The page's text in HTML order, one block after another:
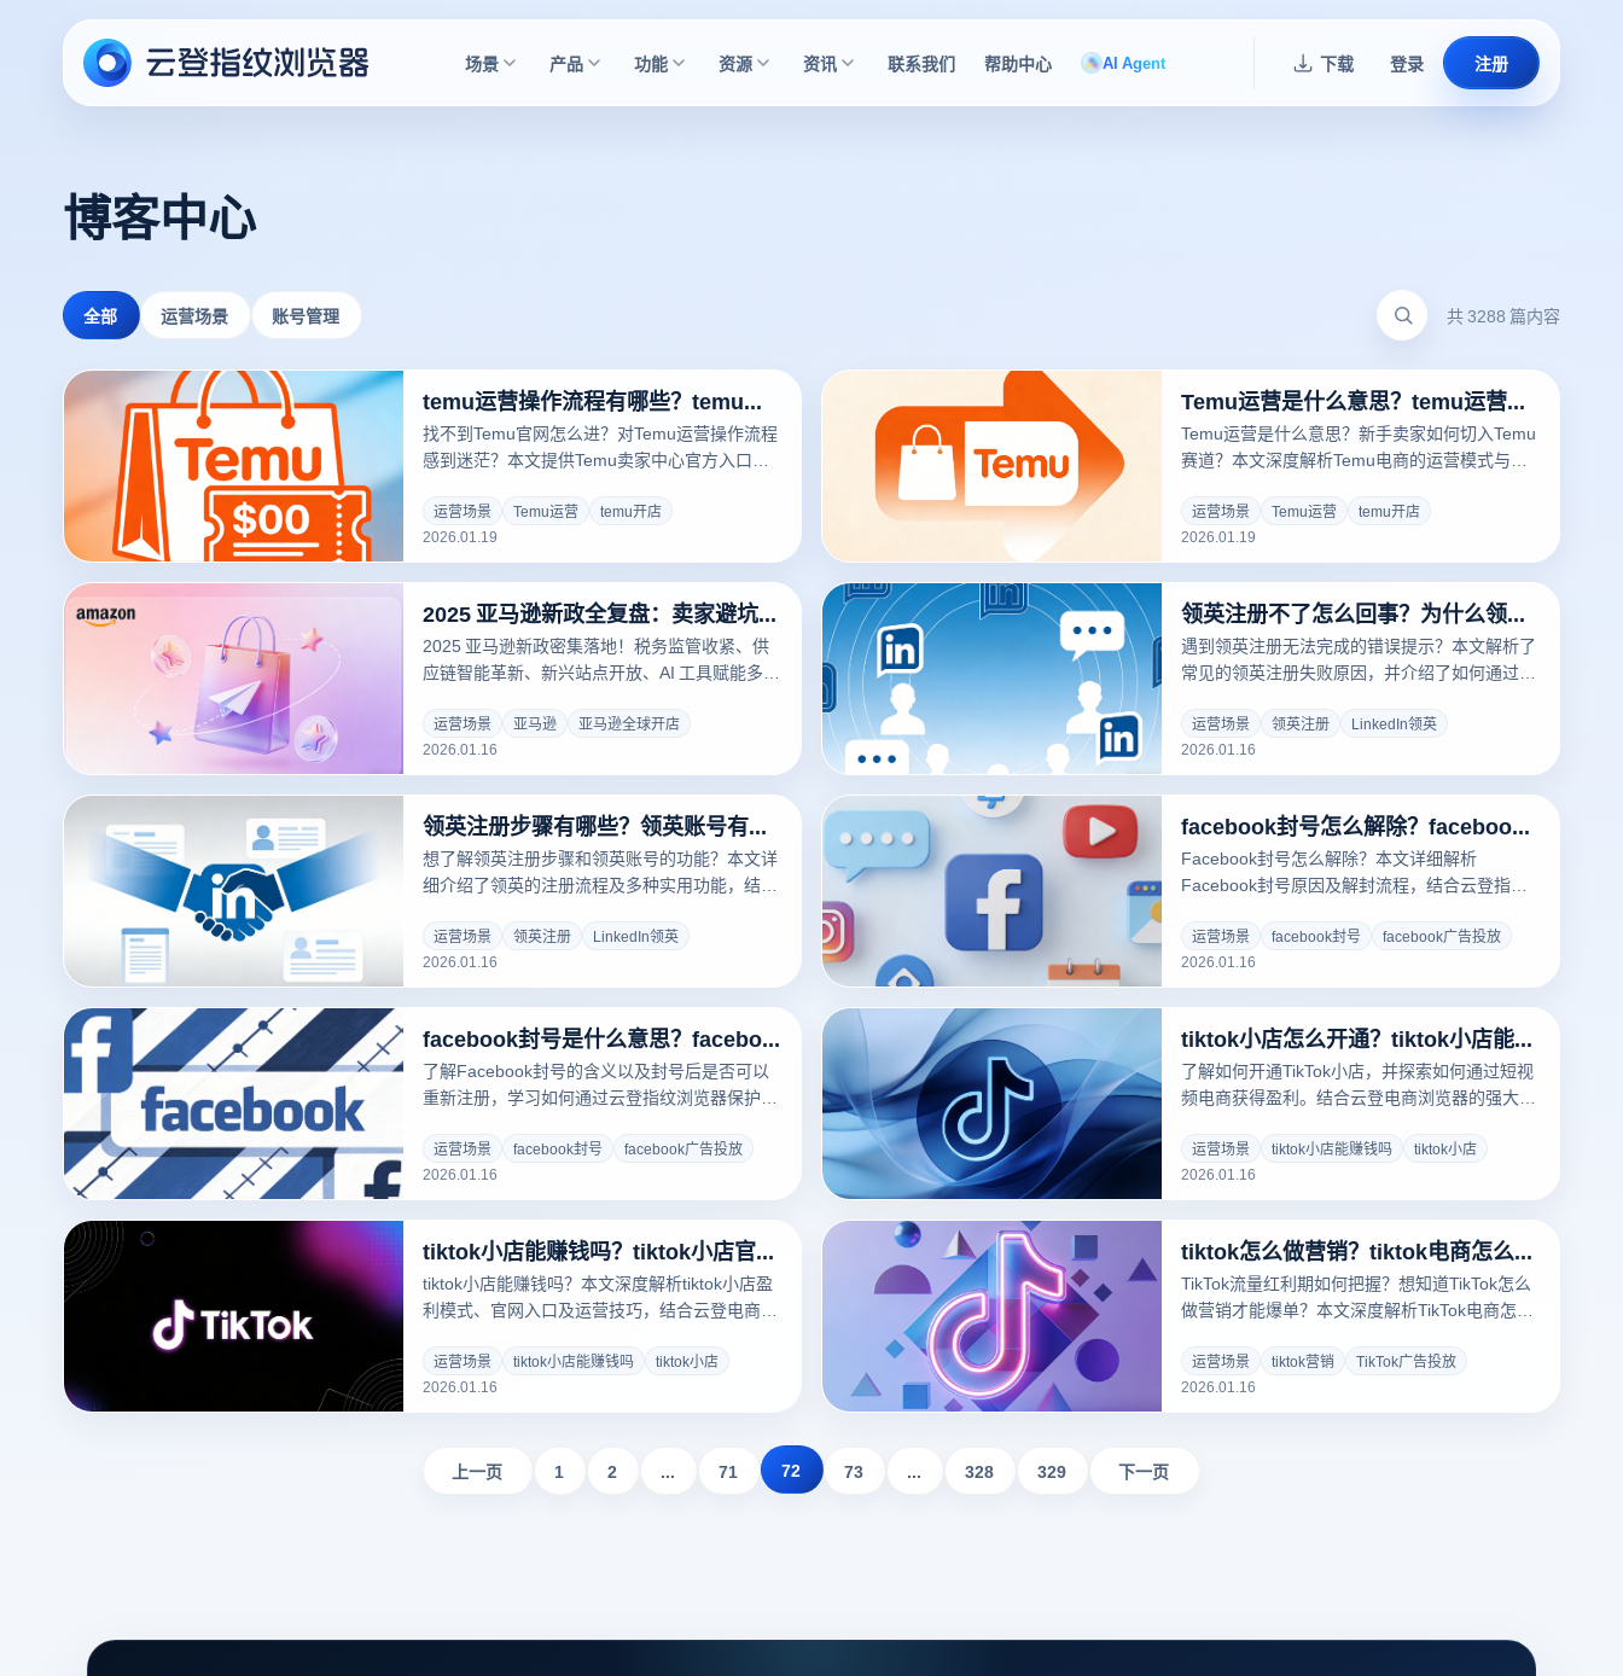
场景 产品 功能 资源 资讯 联系我们 帮助中心 AI Agent 下载 登录 注册
博客中心
全部 运营场景 账号管理 共 3288 篇内容
temu运营操作流程有哪些？temu官网怎么进？
找不到Temu官网怎么进？对Temu运营操作流程
感到迷茫？本文提供Temu卖家中心官方入口指
骤。揭秘跨境大卖如何利用云登电商浏览器构建
防关联矩阵，保障多店铺资金安全，提升Temu
电商运营效率。点击免费获取开店防封攻略！
运营场景 Temu运营
temu开店
2026.01.19
Temu运营是什么意思？temu运营主要做什么？
Temu运营是什么意思？新手卖家如何切入Temu
赛道？本文深度解析Temu电商的运营模式与核
览器构建防关联矩阵，通过物理级环境隔离技术
保障多店铺安全，提升运营效率。点击免费获取
Temu防封独家攻略！
运营场景 Temu运营
temu开店
2026.01.19
2025 亚马逊新政全复盘：卖家避坑指南与增长机遇
2025 亚马逊新政密集落地！税务监管收紧、供
应链智能革新、新兴站点开放、AI 工具赋能多重
不慎即面临封号风险。读懂新政踩准节奏，助力
跨境卖家在激烈赛道站稳脚跟实现突围！
运营场景 亚马逊
亚马逊全球开店
2026.01.16
领英注册不了怎么回事？为什么领英注册总提示出错？
遇到领英注册无法完成的错误提示？本文解析了
常见的领英注册失败原因，并介绍了如何通过云
完成注册，提升成功率。
运营场景 领英注册
LinkedIn领英
2026.01.16
领英注册步骤有哪些？领英账号有什么用？
想了解领英注册步骤和领英账号的功能？本文详
细介绍了领英的注册流程及多种实用功能，结合
全性和效率。立即注册并享受更安全的社交体
验！
运营场景 领英注册
LinkedIn领英
2026.01.16
facebook封号怎么解除？facebook封账号多久可以解开？
Facebook封号怎么解除？本文详细解析
Facebook封号原因及解封流程，结合云登指纹
账号，保护你的社交账号安全。
运营场景 facebook封号
facebook广告投放
2026.01.16
facebook封号是什么意思？facebook封号后还能注册吗？
了解Facebook封号的含义以及封号后是否可以
重新注册，学习如何通过云登指纹浏览器保护
运营场景 facebook封号
facebook广告投放
2026.01.16
tiktok小店怎么开通？tiktok小店能赚钱吗？
了解如何开通TikTok小店，并探索如何通过短视
频电商获得盈利。结合云登电商浏览器的强大功
实现电商盈利梦想！
运营场景 tiktok小店能赚钱吗
tiktok小店
2026.01.16
tiktok小店能赚钱吗？tiktok小店官网入口在哪里？
tiktok小店能赚钱吗？本文深度解析tiktok小店盈
利模式、官网入口及运营技巧，结合云登电商浏
小店，实现稳定增长。
运营场景 tiktok小店能赚钱吗
tiktok小店
2026.01.16
tiktok怎么做营销？tiktok电商怎么做？
TikTok流量红利期如何把握？想知道TikTok怎么
做营销才能爆单？本文深度解析TikTok电商怎么
环境配置。揭秘跨境大卖如何利用云登指纹浏览
器，通过物理级环境隔离与自动化技术，保障账
运营场景 tiktok营销
TikTok广告投放
2026.01.16
上一页 1 2 ... 71 72 73 ... 328 329 下一页